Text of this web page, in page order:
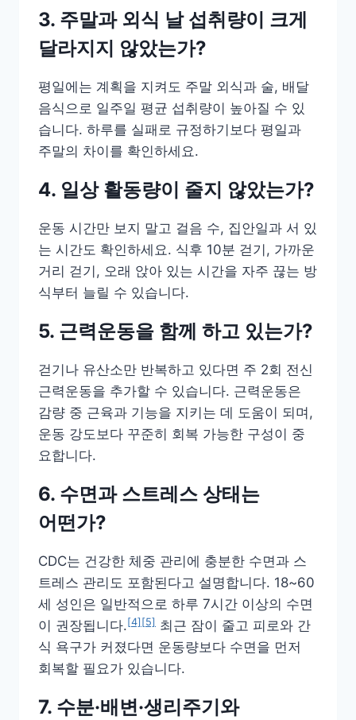
3. 주말과 외식 날 섭취량이 크게
달라지지 않았는가?
평일에는 계획을 지켜도 주말 외식과 술, 배달
음식으로 일주일 평균 섭취량이 높아질 수 있
습니다. 하루를 실패로 규정하기보다 평일과
주말의 차이를 확인하세요.
4. 일상 활동량이 줄지 않았는가?
운동 시간만 보지 말고 걸음 수, 집안일과 서 있
는 시간도 확인하세요. 식후 10분 걷기, 가까운
거리 걷기, 오래 앉아 있는 시간을 자주 끊는 방
식부터 늘릴 수 있습니다.
5. 근력운동을 함께 하고 있는가?
걷기나 유산소만 반복하고 있다면 주 2회 전신
근력운동을 추가할 수 있습니다. 근력운동은
감량 중 근육과 기능을 지키는 데 도움이 되며,
운동 강도보다 꾸준히 회복 가능한 구성이 중
요합니다.
6. 수면과 스트레스 상태는
어떤가?
CDC는 건강한 체중 관리에 충분한 수면과 스
트레스 관리도 포함된다고 설명합니다. 18~60
세 성인은 일반적으로 하루 7시간 이상의 수면
이 권장됩니다.[4] [5] 최근 잠이 줄고 피로와 간
식 욕구가 커졌다면 운동량보다 수면을 먼저
회복할 필요가 있습니다.
7. 수분·배변·생리주기와